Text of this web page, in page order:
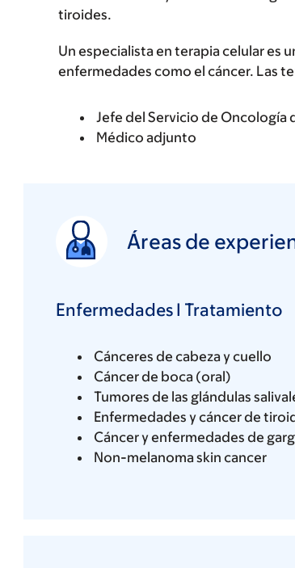
tiroides.
Un especialista en terapia celular es
enfermedades como el cáncer. Las
Jefe del Servicio de Oncología
Médico adjunto
Áreas de
Enfermedades I Tratamiento
Cánceres de cabeza y cuello
Cáncer de boca (oral)
Tumores de las glándulas
Enfermedades y cáncer de
Cáncer y enfermedades de
Non-melanoma skin cancer